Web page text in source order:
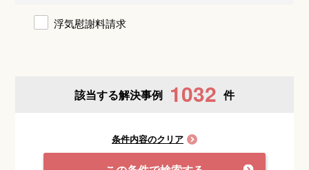
浮気慰謝料請求
該当する解決事例 1032 件
条件内容のクリア